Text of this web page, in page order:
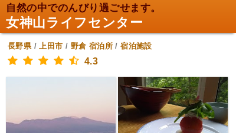
自然の中でのんびり過ごせます。
女神山ライフセンター
長野県/上田市 / 野倉 宿泊所 /宿泊施設
4.3